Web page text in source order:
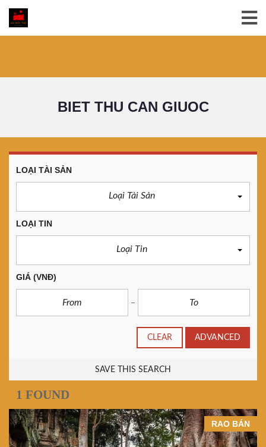
BIET THU CAN GIUOC
LOẠI TÀI SẢN
Loại Tài Sản
LOẠI TIN
Loại Tin
GIÁ (VNĐ)
CLEAR ADVANCED
SAVE THIS SEARCH
1 FOUND
RAO BÁN